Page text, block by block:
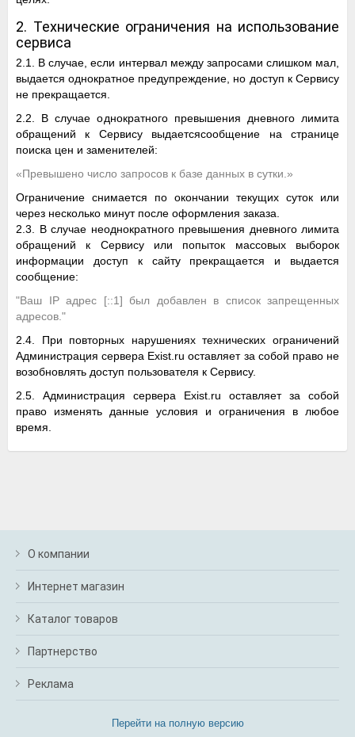
2. Технические ограничения на использование
сервиса
2.1. В случае, если интервал между запросами слишком мал,
выдается однократное предупреждение, но доступ к Сервису
не прекращается.
2.2. В случае однократного превышения дневного лимита
обращений к Сервису выдаетсясообщение на странице
поиска цен и заменителей:
«Превышено число запросов к базе данных в сутки.»
Ограничение снимается по окончании текущих суток или
через несколько минут после оформления заказа.
2.3. В случае неоднократного превышения дневного лимита
обращений к Сервису или попыток массовых выборок
информации доступ к сайту прекращается и выдается
сообщение:
"Ваш IP адрес [::1] был добавлен в список запрещенных
адресов."
2.4. При повторных нарушениях технических ограничений
Администрация сервера Exist.ru оставляет за собой право не
возобновлять доступ пользователя к Cервису.
2.5. Администрация сервера Exist.ru оставляет за собой
право изменять данные условия и ограничения в любое
время.
О компании
Интернет магазин
Каталог товаров
Партнерство
Реклама
Перейти на полную версию